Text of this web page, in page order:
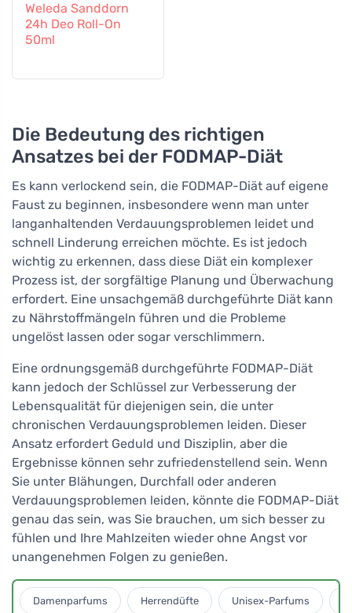
Weleda Sanddorn
24h Deo Roll-On
50ml
Die Bedeutung des richtigen
Ansatzes bei der FODMAP-Diät
Es kann verlockend sein, die FODMAP-Diät auf eigene
Faust zu beginnen, insbesondere wenn man unter
langanhaltenden Verdauungsproblemen leidet und
schnell Linderung erreichen möchte. Es ist jedoch
wichtig zu erkennen, dass diese Diät ein komplexer
Prozess ist, der sorgfältige Planung und Überwachung
erfordert. Eine unsachgemäß durchgeführte Diät kann
zu Nährstoffmängeln führen und die Probleme
ungelöst lassen oder sogar verschlimmern.
Eine ordnungsgemäß durchgeführte FODMAP-Diät
kann jedoch der Schlüssel zur Verbesserung der
Lebensqualität für diejenigen sein, die unter
chronischen Verdauungsproblemen leiden. Dieser
Ansatz erfordert Geduld und Disziplin, aber die
Ergebnisse können sehr zufriedenstellend sein. Wenn
Sie unter Blähungen, Durchfall oder anderen
Verdauungsproblemen leiden, könnte die FODMAP-Diät
genau das sein, was Sie brauchen, um sich besser zu
fühlen und Ihre Mahlzeiten wieder ohne Angst vor
unangenehmen Folgen zu genießen.
Damenparfums Herrendüfte Unisex-Parfums